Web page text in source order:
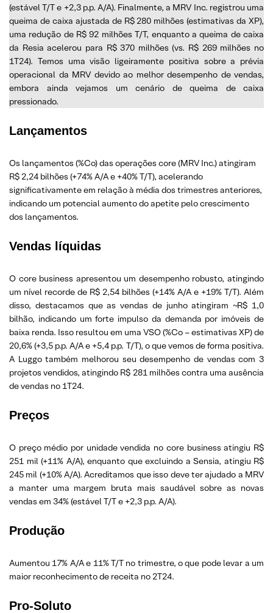
(estável T/T e +2,3 p.p. A/A). Finalmente, a MRV Inc. registrou uma
queima de caixa ajustada de R$ 280 milhões (estimativas da XP),
uma redução de R$ 92 milhões T/T, enquanto a queima de caixa
da Resia acelerou para R$ 370 milhões (vs. R$ 269 milhões no
1T24). Temos uma visão ligeiramente positiva sobre a prévia
operacional da MRV devido ao melhor desempenho de vendas,
embora ainda vejamos um cenário de queima de caixa
pressionado.
Lançamentos
Os lançamentos (%Co) das operações core (MRV Inc.) atingiram
R$ 2,24 bilhões (+74% A/A e +40% T/T), acelerando
significativamente em relação à média dos trimestres anteriores,
indicando um potencial aumento do apetite pelo crescimento
dos lançamentos.
Vendas líquidas
O core business apresentou um desempenho robusto, atingindo
um nível recorde de R$ 2,54 bilhões (+14% A/A e +19% T/T). Além
disso, destacamos que as vendas de junho atingiram ~R$ 1,0
bilhão, indicando um forte impulso da demanda por imóveis de
baixa renda. Isso resultou em uma VSO (%Co – estimativas XP) de
20,6% (+3,5 p.p. A/A e +5,4 p.p. T/T), o que vemos de forma positiva.
A Luggo também melhorou seu desempenho de vendas com 3
projetos vendidos, atingindo R$ 281 milhões contra uma ausência
de vendas no 1T24.
Preços
O preço médio por unidade vendida no core business atingiu R$
251 mil (+11% A/A), enquanto que excluindo a Sensia, atingiu R$
245 mil (+10% A/A). Acreditamos que isso deve ter ajudado a MRV
a manter uma margem bruta mais saudável sobre as novas
vendas em 34% (estável T/T e +2,3 p.p. A/A).
Produção
Aumentou 17% A/A e 11% T/T no trimestre, o que pode levar a um
maior reconhecimento de receita no 2T24.
Pro-Soluto